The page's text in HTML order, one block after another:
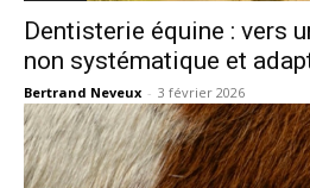
Dentisterie équine : vers
non systématique et
Bertrand Neveux - 3 février 2026